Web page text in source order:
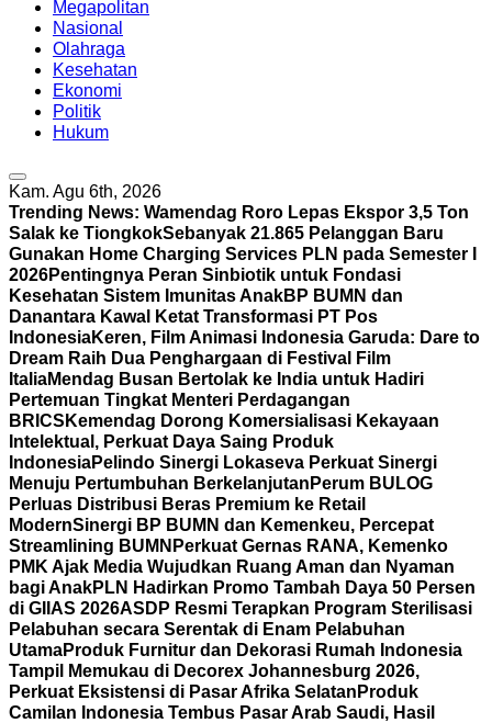
Megapolitan
Nasional
Olahraga
Kesehatan
Ekonomi
Politik
Hukum
Kam. Agu 6th, 2026
Trending News: Wamendag Roro Lepas Ekspor 3,5 Ton
Salak ke TiongkokSebanyak 21.865 Pelanggan Baru
Gunakan Home Charging Services PLN pada Semester I
2026Pentingnya Peran Sinbiotik untuk Fondasi
Kesehatan Sistem Imunitas AnakBP BUMN dan
Danantara Kawal Ketat Transformasi PT Pos
IndonesiaKeren, Film Animasi Indonesia Garuda: Dare to
Dream Raih Dua Penghargaan di Festival Film
ItaliaMendag Busan Bertolak ke India untuk Hadiri
Pertemuan Tingkat Menteri Perdagangan
BRICS Kemendag Dorong Komersialisasi Kekayaan
Intelektual, Perkuat Daya Saing Produk
IndonesiaPelindo Sinergi Lokaseva Perkuat Sinergi
Menuju Pertumbuhan Berkelanjutan Perum BULOG
Perluas Distribusi Beras Premium ke Retail
ModernSinergi BP BUMN dan Kemenkeu, Percepat
Streamlining BUMN Perkuat Gernas RANA, Kemenko
PMK Ajak Media Wujudkan Ruang Aman dan Nyaman
bagi AnakPLN Hadirkan Promo Tambah Daya 50 Persen
di GIIAS 2026ASDP Resmi Terapkan Program Sterilisasi
Pelabuhan secara Serentak di Enam Pelabuhan
UtamaProduk Furnitur dan Dekorasi Rumah Indonesia
Tampil Memukau di Decorex Johannesburg 2026,
Perkuat Eksistensi di Pasar Afrika Selatan Produk
Camilan Indonesia Tembus Pasar Arab Saudi, Hasil